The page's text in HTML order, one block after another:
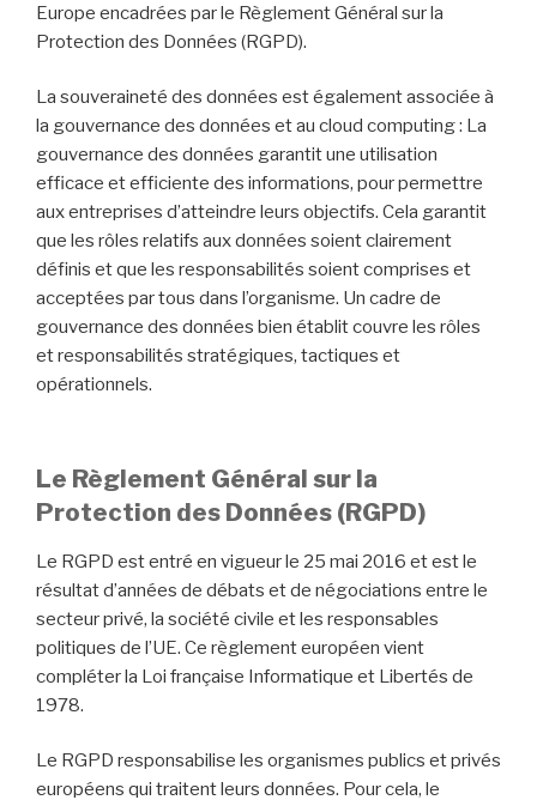
Europe encadrées par le Règlement Général sur la
Protection des Données (RGPD).
La souveraineté des données est également associée à
la gouvernance des données et au cloud computing : La
gouvernance des données garantit une utilisation
efficace et efficiente des informations, pour permettre
aux entreprises d’atteindre leurs objectifs. Cela garantit
que les rôles relatifs aux données soient clairement
définis et que les responsabilités soient comprises et
acceptées par tous dans l’organisme. Un cadre de
gouvernance des données bien établit couvre les rôles
et responsabilités stratégiques, tactiques et
opérationnels.
Le Règlement Général sur la
Protection des Données (RGPD)
Le RGPD est entré en vigueur le 25 mai 2016 et est le
résultat d’années de débats et de négociations entre le
secteur privé, la société civile et les responsables
politiques de l’UE. Ce règlement européen vient
compléter la Loi française Informatique et Libertés de
1978.
Le RGPD responsabilise les organismes publics et privés
européens qui traitent leurs données. Pour cela, le